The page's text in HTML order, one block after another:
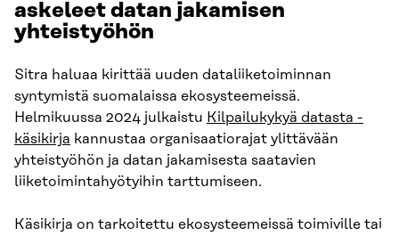
askeleet datan jakamisen
yhteistyöhön
Sitra haluaa kirittää uuden dataliiketoiminnan
syntymistä suomalaissa ekosysteemeissä.
Helmikuussa 2024 julkaistu Kilpailukykyä datasta -
käsikirja kannustaa organisaatiorajat ylittävään
yhteistyöhön ja datan jakamisesta saatavien
liiketoimintahyötyihin tarttumiseen.
Käsikirja on tarkoitettu ekosysteemeissä toimiville tai